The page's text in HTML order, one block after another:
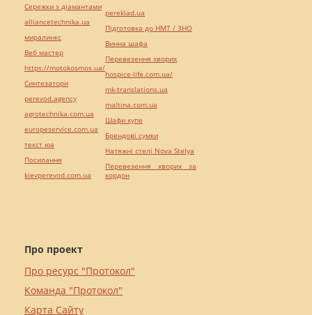
Про проект
Про ресурс "Протокол"
Команда "Протокол"
Карта Сайту
Сережки з діамантами
alliancetechnika.ua
миралинкс
Веб мастер
https://motokosmos.ua/
Синтезатори
perevod.agency
agrotechnika.com.ua
europeservice.com.ua
текст юа
Посилання
kievperevod.com.ua
pereklad.ua
Підготовка до НМТ / ЗНО
Винна шафа
Перевезення хворих
hospice-life.com.ua/
mk-translations.ua
maltina.com.ua
Шафи купе
Брендові сумки
Натяжні стелі Nova Stelya
Перевезення хворих за
кордон